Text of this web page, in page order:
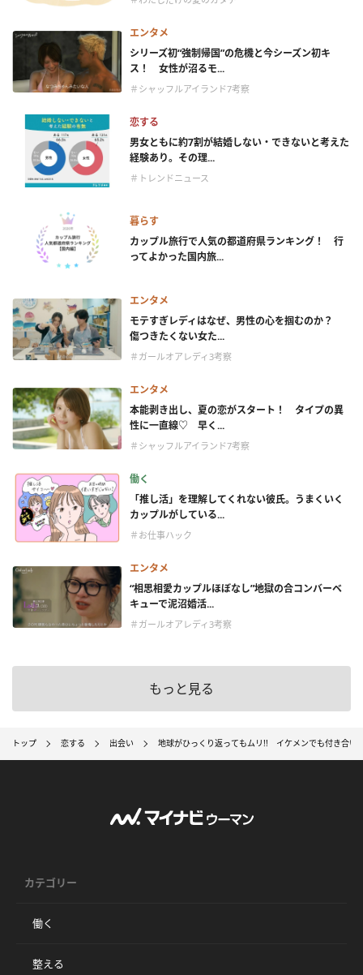
エンタメ
シリーズ初“強制帰国”の危機と今シーズン初キ
ス！ 女性が沼るモ...
＃シャッフルアイランド7考察
恋する
男女ともに約7割が結婚しない・できないと考えた
経験あり。その理...
＃トレンドニュース
暮らす
カップル旅行で人気の都道府県ランキング！ 行
ってよかった国内旅...
エンタメ
モテすぎレディはなぜ、男性の心を掴むのか？
傷つきたくない女た...
＃ガールオアレディ3考察
エンタメ
本能剥き出し、夏の恋がスタート！ タイプの異
性に一直線♡ 早く...
＃シャッフルアイランド7考察
働く
「推し活」を理解してくれない彼氏。うまくいく
カップルがしている...
＃お仕事ハック
エンタメ
“相思相愛カップルほぼなし”地獄の合コンバーベ
キューで泥沼婚活...
＃ガールオアレディ3考察
もっと見る
トップ 恋する 出会い 地球がひっくり返ってもムリ!! イケメンでも付き合い
カテゴリー
働く
整える